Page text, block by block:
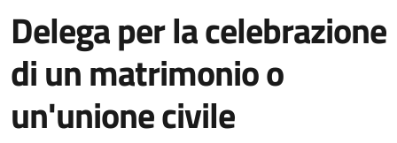
Delega per la celebrazione
di un matrimonio o
un'unione civile